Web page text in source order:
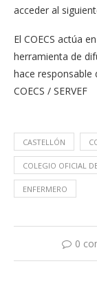
acceder al
El COECS actúa
herramienta de
hace responsable
COECS / SERVEF
CASTELLÓN
COLEGIO OFICIAL
ENFERMERO
0